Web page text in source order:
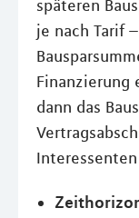
späteren
je nach Tarif
Finanzierung
dann das